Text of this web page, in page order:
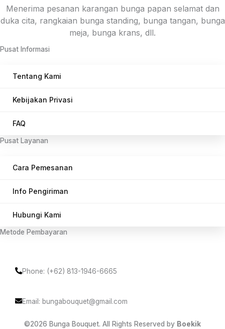
Menerima pesanan karangan bunga papan selamat dan
duka cita, rangkaian bunga standing, bunga tangan, bunga
meja, bunga krans, dll.
Pusat Informasi
Tentang Kami
Kebijakan Privasi
FAQ
Pusat Layanan
Cara Pemesanan
Info Pengiriman
Hubungi Kami
Metode Pembayaran
Phone: (+62) 813-1946-6665
Email: bungabouquet@gmail.com
©2026 Bunga Bouquet. All Rights Reserved by Boekik